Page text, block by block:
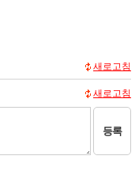
새로고침
새로고침
등록